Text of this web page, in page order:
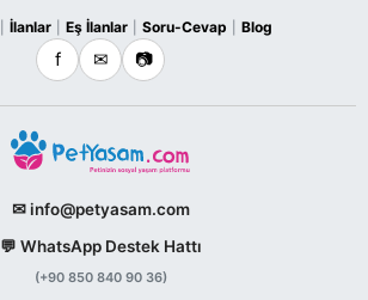
İlanlar Eş İlanlar Soru-Cevap Blog
f ✉ 📷
✉ info@petyasam.com
💬 WhatsApp Destek Hattı
(+90 850 840 90 36)